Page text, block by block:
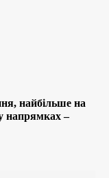
найбільше на
напрямках –